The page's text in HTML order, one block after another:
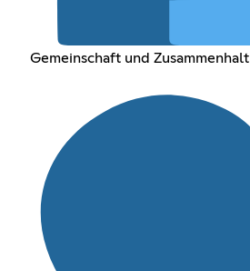
Gemeinschaft und Zusammenhalt